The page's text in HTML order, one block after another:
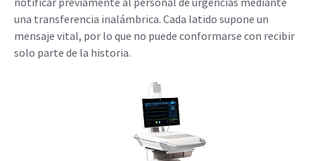
una transferencia inalámbrica. Cada latido supone un
mensaje vital, por lo que no puede conformarse con recibir
solo parte de la historia.